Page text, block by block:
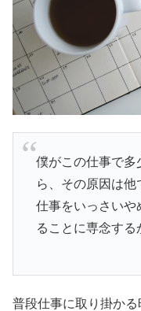
僕がこの仕事で多
ら、その原因は
仕事をいっさいや
ることに専念する
普段仕事に取り掛か